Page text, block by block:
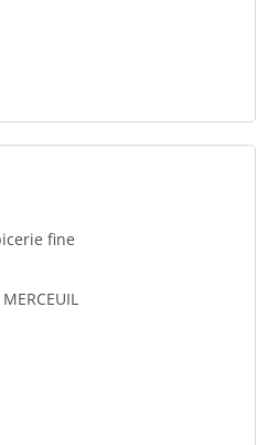
fine